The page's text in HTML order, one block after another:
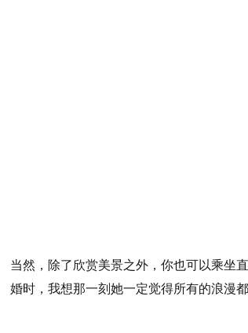
当然，除了欣赏美景之外，你也可以乘坐
婚时，我想那一刻她一定觉得所有的浪漫都